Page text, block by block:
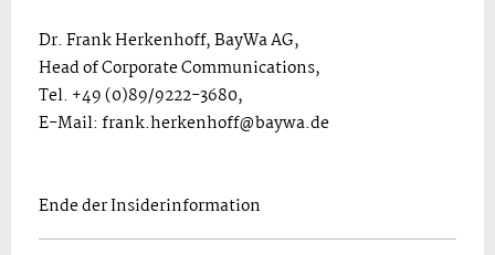
Dr. Frank Herkenhoff, BayWa AG,
Head of Corporate Communications,
Tel. +49 (0)89/9222-3680,
E-Mail: frank.herkenhoff@baywa.de
Ende der Insiderinformation